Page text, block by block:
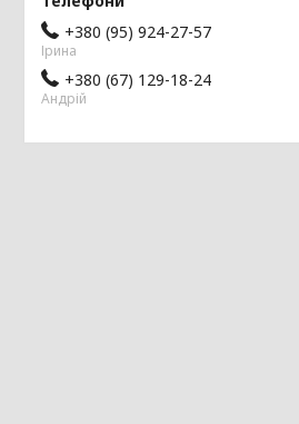
+380 (95) 924-27-57
Ірина
+380 (67) 129-18-24
Андрій